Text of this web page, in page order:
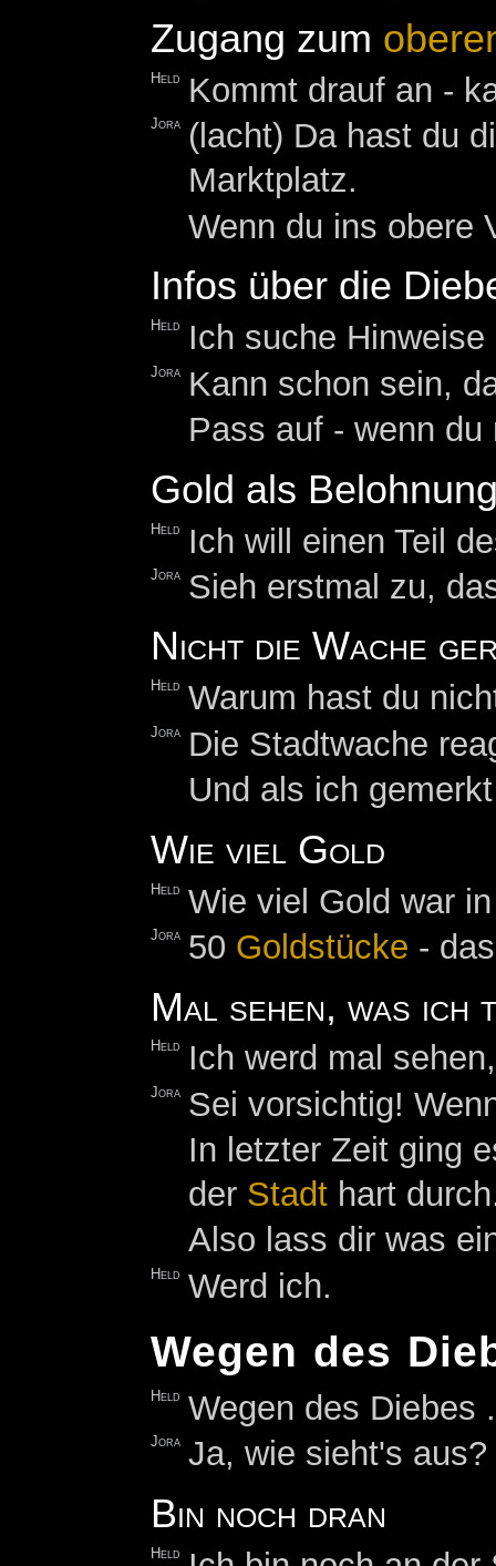
Zugang zum
Held Kommt drauf an -
Jora
(lacht) Da hast du
Marktplatz.
Wenn du ins obere
Infos über die
Held Ich suche
Jora
Kann schon sein,
Pass auf - wenn
Gold als
Held Ich will einen Teil
Jora Sieh erstmal zu,
Nicht die Wache
Held Warum hast du
Jora
Die Stadtwache
Und als ich
Wie viel Gold
Held Wie viel Gold war
Jora 50 Goldstücke -
Mal sehen, was ich
Held Ich werd mal
Jora Sei vorsichtig!
In letzter Zeit ging
der Stadt hart
Also lass dir was
Held Werd ich.
Wegen des
Held Wegen des Diebes
Jora Ja, wie sieht's
Bin noch dran
Held